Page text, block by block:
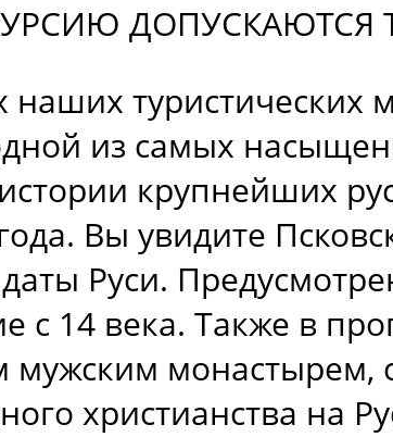
ДОПУСКАЮТСЯ
наших туристических
из самых
крупнейших
Вы увидите
Руси.
с 14 века. Также в
мужским монастырем,
христианства на